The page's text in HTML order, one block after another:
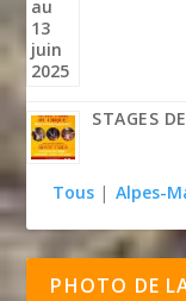
STAGES
Tous | Alpes-
PHOTO DE